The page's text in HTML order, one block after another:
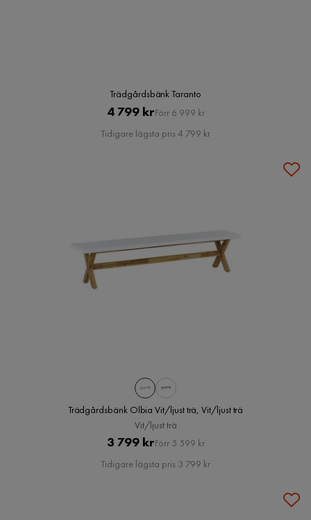
Trädgårdsbänk Taranto
Pris
4 799 krOriginal
Pris
Förr 6 999 kr
Tidigare lägsta pris 4 799 kr
Trädgårdsbänk Olbia Vit/ljust trä, Vit/ljust trä
Vit/ljust trä
Pris
3 799 krOriginal
Pris
Förr 5 599 kr
Tidigare lägsta pris 3 799 kr